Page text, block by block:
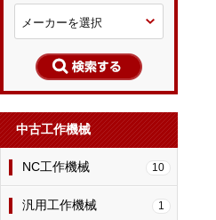
中古工作機械
NC工作機械 10
汎用工作機械 1